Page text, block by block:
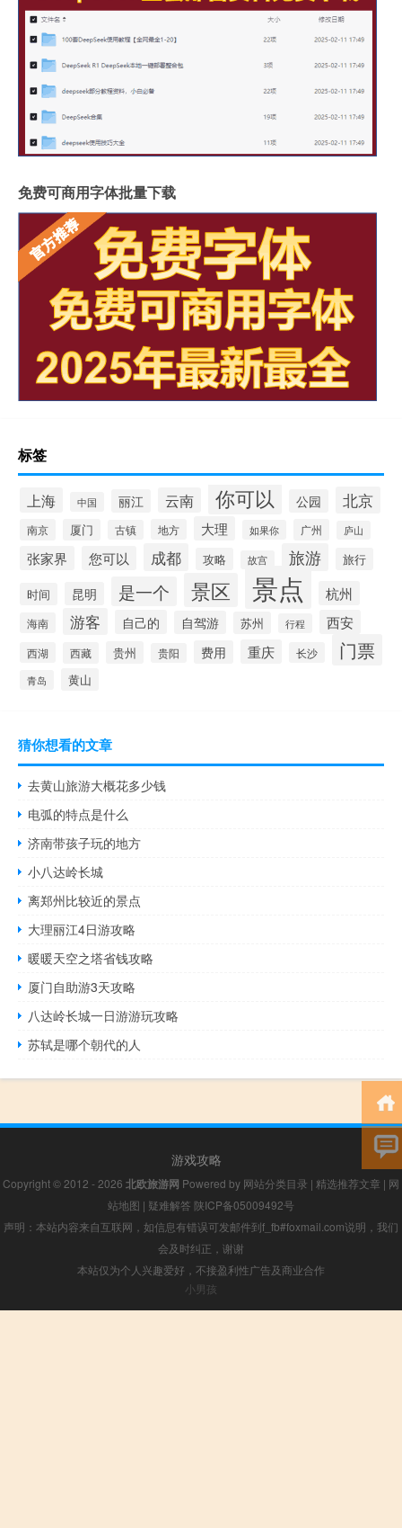
免费可商用字体批量下载
标签
上海 中国 丽江 云南 你可以 公园 北京
南京 厦门 古镇 地方 大理 如果你 广州 庐山
张家界 您可以 成都 攻略 故宫 旅游 旅行
时间 昆明 是一个 景区 景点 杭州
海南 游客 自己的 自驾游 苏州 行程 西安
西湖 西藏 贵州 贵阳 费用 重庆 长沙 门票
青岛 黄山
猜你想看的文章
去黄山旅游大概花多少钱
电弧的特点是什么
济南带孩子玩的地方
小八达岭长城
离郑州比较近的景点
大理丽江4日游攻略
暖暖天空之塔省钱攻略
厦门自助游3天攻略
八达岭长城一日游游玩攻略
苏轼是哪个朝代的人
游戏攻略
Copyright © 2012 - 2026 北欧旅游网 Powered by 网站分类目录 | 精选推荐文章 | 网
站地图 | 疑难解答 陕ICP备05009492号
声明：本站内容来自互联网，如信息有错误可发邮件到f_fb#foxmail.com说明，我们
会及时纠正，谢谢
本站仅为个人兴趣爱好，不接盈利性广告及商业合作
小男孩